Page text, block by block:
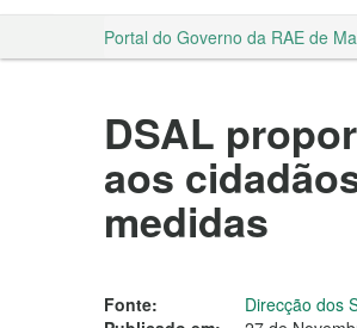
Portal do Governo da RAE de
DSAL
aos
medidas
Fonte:
Direcção dos